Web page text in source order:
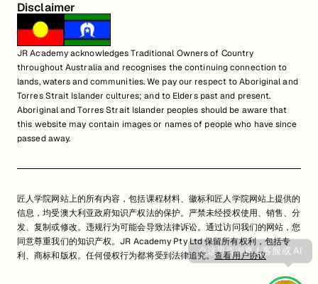
Disclaimer
JR Academy acknowledges Traditional Owners of Country
throughout Australia and recognises the continuing connection to
lands, waters and communities. We pay our respect to Aboriginal and
Torres Strait Islander cultures; and to Elders past and present.
Aboriginal and Torres Strait Islander peoples should be aware that
this website may contain images or names of people who have since
passed away.
匠人学院网站上的所有内容，包括课程材料、徽标和匠人学院网站上提供的
信息，均受澳大利亚政府知识产权法的保护。严禁未经授权使用、销售、分
发、复制或修改。违规行为可能会导致法律诉讼。通过访问我们的网站，您
同意尊重我们的知识产权。JR Academy Pty Ltd 保留所有权利，包括专
利、商标和版权。任何侵权行为都将受到法律追究。查看用户协议